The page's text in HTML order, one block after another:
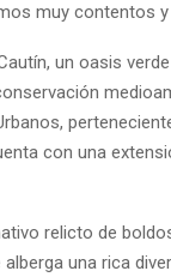
muy contentos
un oasis
con una
relicto de
una rica